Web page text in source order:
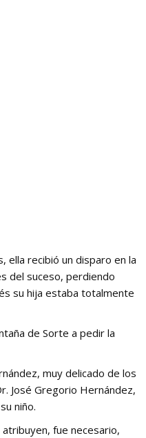
ella recibió un disparo en la
del suceso, perdiendo
su hija estaba totalmente
de Sorte a pedir la
muy delicado de los
José Gregorio Hernández,
niño.
fue necesario,